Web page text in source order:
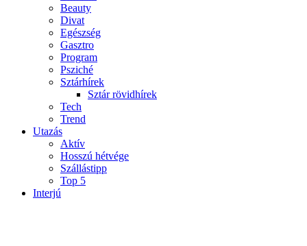
Beauty
Divat
Egészség
Gasztro
Program
Psziché
Sztárhírek
Sztár rövidhírek
Tech
Trend
Utazás
Aktív
Hosszú hétvége
Szállástipp
Top 5
Interjú